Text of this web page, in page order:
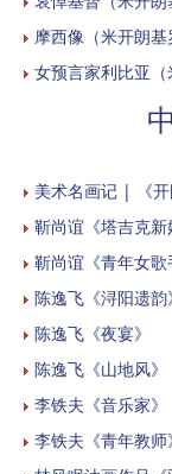
摩西像（米开朗基
女预言家利比亚（
美术名画记 | 《
靳尚谊《塔吉克新
靳尚谊《青年女歌
陈逸飞《浔阳遗韵
陈逸飞《夜宴》
陈逸飞《山地风》
李铁夫《音乐家》
李铁夫《青年教师